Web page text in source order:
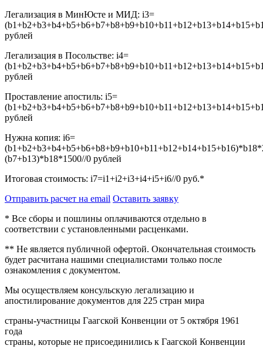
Легализация в МинЮсте и МИД: i3=
рублей
Легализация в Посольстве: i4=
рублей
Проставление апостиль: i5=
рублей
Нужна копия: i6=
(b7+b13)*b18*1500//0 рублей
Итоговая стоимость: i7=i1+i2+i3+i4+i5+i6//0 руб.*
Отправить расчет на email Оставить заявку
* Все сборы и пошлины оплачиваются отдельно в
соответствии с установленными расценками.
** Не является публичной офертой. Окончательная стоимость
будет расчитана нашими специалистами только после
ознакомления с документом.
Мы осуществляем консульскую легализацию и
апостилирование документов для 225 стран мира
страны-участницы Гаагской Конвенции от 5 октября 1961
года
страны, которые не присоединились к Гаагской Конвенции